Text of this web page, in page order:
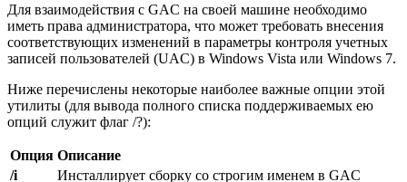
Для взаимодействия с GAC на своей машине необходимо
иметь права администратора, что может требовать внесения
соответствующих изменений в параметры контроля учетных
записей пользователей (UAC) в Windows Vista или Windows 7.
Ниже перечислены некоторые наиболее важные опции этой
утилиты (для вывода полного списка поддерживаемых ею
опций служит флаг /?):
Опция Описание
/i
Инсталлирует сборку со строгим именем в GAC